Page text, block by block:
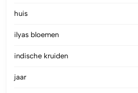
huis
ilyas bloemen
indische kruiden
jaar